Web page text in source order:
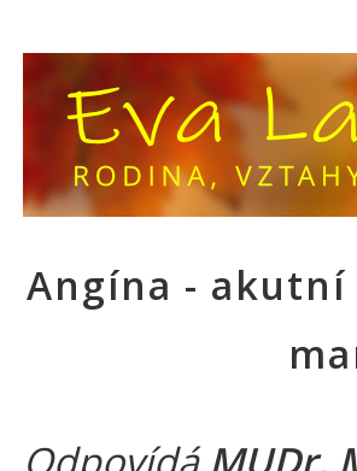
Angína -